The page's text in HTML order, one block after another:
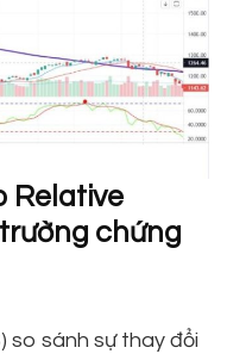
Relative
chứng
so sánh sự thay đổi